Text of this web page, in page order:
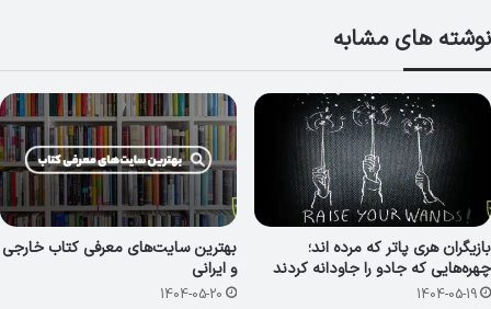
نوشته های مشابه
بازیگران هری پاتر که مرده اند؛
چهره‌هایی که جادو را جاودانه کردند
1404-05-19
بهترین سایت‌های معرفی کتاب خارجی
و ایرانی
1404-05-20